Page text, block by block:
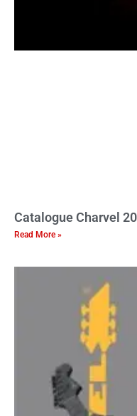
Catalogue Charvel
Read More »